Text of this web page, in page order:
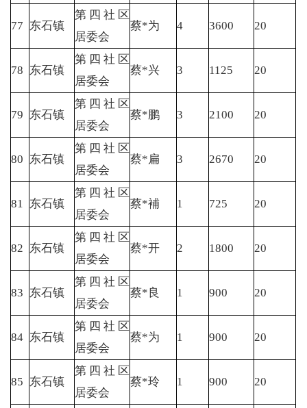
77 东石镇
第四社区
居委会
蔡*为 4 3600 20
78 东石镇
第四社区
居委会
蔡*兴 3 1125 20
79 东石镇
第四社区
居委会
蔡*鹏 3 2100 20
80 东石镇
第四社区
居委会
蔡*扁 3 2670 20
81 东石镇
第四社区
居委会
蔡*補 1 725 20
82 东石镇
第四社区
居委会
蔡*开 2 1800 20
83 东石镇
第四社区
居委会
蔡*良 1 900 20
84 东石镇
第四社区
居委会
蔡*为 1 900 20
85 东石镇
第四社区
居委会
蔡*玲 1 900 20